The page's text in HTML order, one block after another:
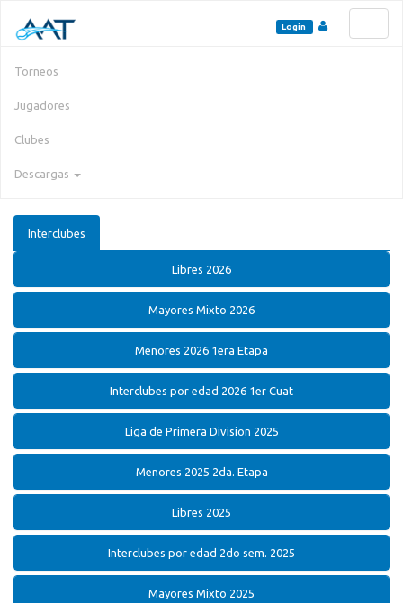
Torneos
Jugadores
Clubes
Descargas
Login
Interclubes
Libres 2026
Mayores Mixto 2026
Menores 2026 1era Etapa
Interclubes por edad 2026 1er Cuat
Liga de Primera Division 2025
Menores 2025 2da. Etapa
Libres 2025
Interclubes por edad 2do sem. 2025
Mayores Mixto 2025